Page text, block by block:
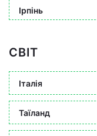
Ірпінь
СВІТ
Італія
Таїланд